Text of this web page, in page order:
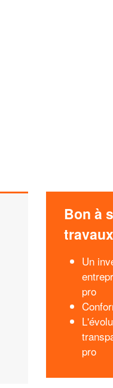
Bon à
travaux
Un
pro
pro